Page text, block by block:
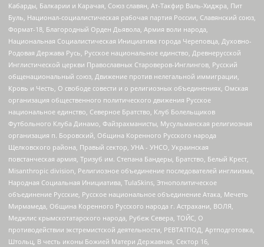
Кабарды, Балкарии и Карачая, Союз славян, Ат-Такфир Валь-Хиджра, Пит
Буль, Национал-социалистическая рабочая партия России, Славянский союз,
Формат-18, Благородный Орден Дьявола, Армия воли народа,
Национальная Социалистическая Инициатива города Череповца, Духовно-
Родовая Держава Русь, Русское национальное единство, Древнерусской
Инглистической церкви Православных Староверов-Инглингов, Русский
общенациональный союз, Движение против нелегальной иммиграции,
Кровь и Честь, О свободе совести и о религиозных объединениях, Омская
организация общественного политического движения Русское
национальное единство, Северное Братство, Клуб Болельщиков
Футбольного Клуба Динамо, Файзрахманисты, Мусульманская религиозная
организация п. Боровский, Община Коренного Русского народа
Щелковского района, Правый сектор, УНА - УНСО, Украинская
повстанческая армия, Тризуб им. Степана Бандеры, Братство, Белый Крест,
Misanthropic division, Религиозное объединение последователей инглиизма,
Народная Социальная Инициатива, TulaSkins, Этнополитическое
объединение Русские, Русское национальное объединение Атака, Мечеть
Мирмамеда, Община Коренного Русского народа г. Астрахани, ВОЛЯ,
Меджлис крымскотатарского народа, Рубеж Севера, ТОЙС, О
противодействии экстремистской деятельности, РЕВТАТПОД, Артподготовка,
Штольц, В честь иконы Божией Матери Державная, Сектор 16,